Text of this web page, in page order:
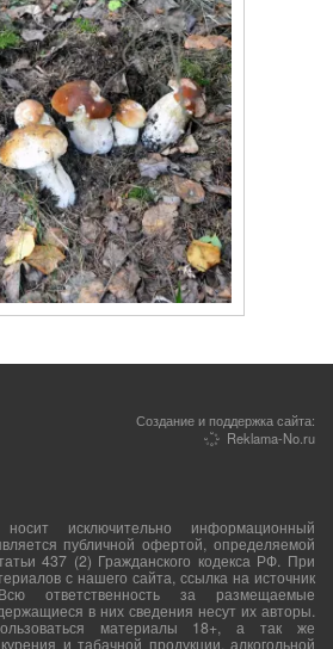
Создание и поддержка сайта:
Reklama-No.ru
исключительно информационный
публичной офертой, определяемой
437 (2) Гражданского кодекса РФ. При
с нашего сайта, ссылка на источник
ответственность за размещаемые
в них сведения несут их авторы.
материалы 18+, а так же
и табачной продукции, алкогольной